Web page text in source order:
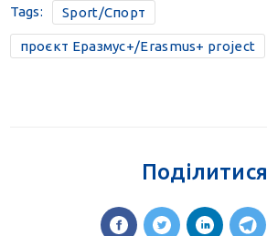
Tags: Sport/Спорт
проєкт Еразмус+/Erasmus+ project
Поділитися